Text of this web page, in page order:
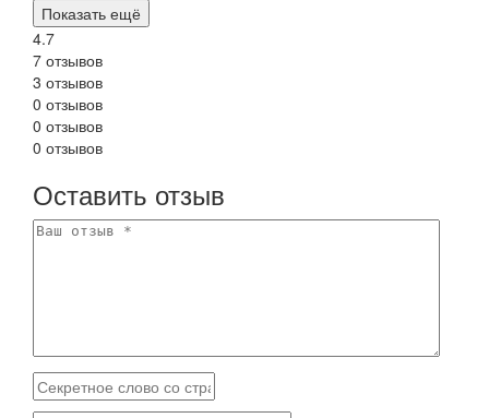
Показать ещё
4.7
7 отзывов
3 отзывов
0 отзывов
0 отзывов
0 отзывов
Оставить отзыв